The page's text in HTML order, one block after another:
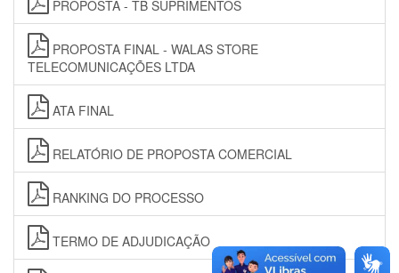
PROPOSTA - TB SUPRIMENTOS
PROPOSTA FINAL - WALAS STORE
TELECOMUNICAÇÕES LTDA
ATA FINAL
RELATÓRIO DE PROPOSTA COMERCIAL
RANKING DO PROCESSO
TERMO DE ADJUDICAÇÃO